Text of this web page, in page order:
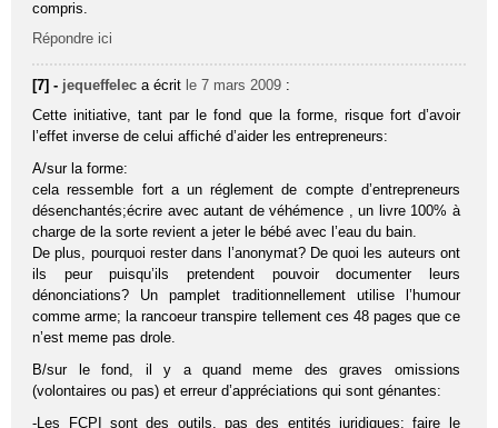
compris.
Répondre ici
[7] - jequeffelec a écrit le 7 mars 2009 :
Cette initiative, tant par le fond que la forme, risque fort d’avoir
l’effet inverse de celui affiché d’aider les entrepreneurs:
A/sur la forme:
cela ressemble fort a un réglement de compte d’entrepreneurs
désenchantés;écrire avec autant de véhémence , un livre 100% à
charge de la sorte revient a jeter le bébé avec l’eau du bain.
De plus, pourquoi rester dans l’anonymat? De quoi les auteurs ont
ils peur puisqu’ils pretendent pouvoir documenter leurs
dénonciations? Un pamplet traditionnellement utilise l’humour
comme arme; la rancoeur transpire tellement ces 48 pages que ce
n’est meme pas drole.
B/sur le fond, il y a quand meme des graves omissions
(volontaires ou pas) et erreur d’appréciations qui sont génantes:
-Les FCPI sont des outils, pas des entités juridiques; faire le